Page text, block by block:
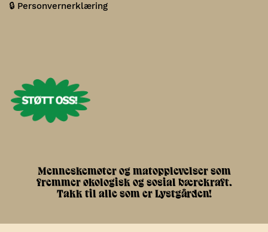
🔒 Personvernerklæring
Menneskemøter og matopplevelser som
fremmer økologisk og sosial bærekraft.
Takk til alle som er Lystgården!